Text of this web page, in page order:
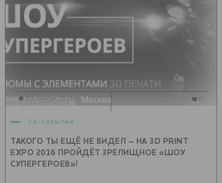
3d-события
ТАКОГО ТЫ ЕЩЁ НЕ ВИДЕЛ – НА 3D PRINT
EXPO 2016 ПРОЙДЁТ ЗРЕЛИЩНОЕ «ШОУ
СУПЕРГЕРОЕВ»!
04 октября 2016 0